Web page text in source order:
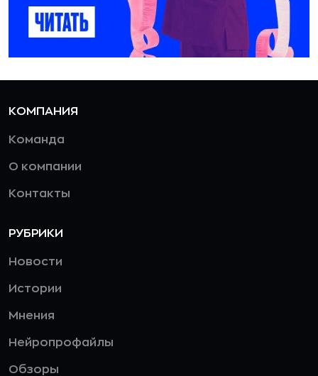
КОМПАНИЯ
Команда
О компании
Контакты
РУБРИКИ
Новости
Истории
Мнения
Нейропрофайлы
Обзоры